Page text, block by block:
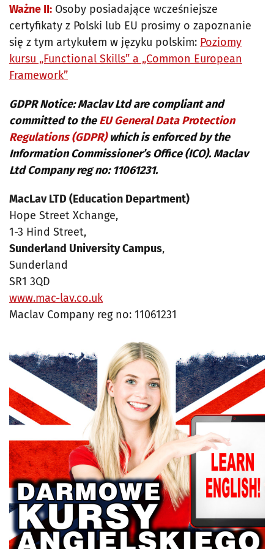
Ważne II: Osoby posiadające wcześniejsze
certyfikaty z Polski lub EU prosimy o zapoznanie
się z tym artykułem w języku polskim: Poziomy
kursu „Functional Skills” a „Common European
Framework”
GDPR Notice: Maclav Ltd are compliant and
committed to theEU General Data Protection
Regulations (GDPR)which is enforced by the
Information Commissioner’s Office (ICO). Maclav
Ltd Company reg no: 11061231.
MacLav LTD (Education Department)
Hope Street Xchange,
1-3 Hind Street,
Sunderland University Campus,
Sunderland
SR1 3QD
www.mac-lav.co.uk
Maclav Company reg no: 11061231